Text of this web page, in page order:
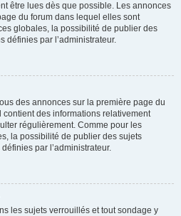
être lues dès que possible. Les annonces
du forum dans lequel elles sont
globales, la possibilité de publier des
définies par l’administrateur.
des annonces sur la première page du
des informations relativement
régulièrement. Comme pour les
la possibilité de publier des sujets
par l’administrateur.
les sujets verrouillés et tout sondage y